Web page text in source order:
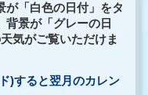
が「白色の日付」をタ
背景が「グレーの日
気がご覧いただけま
)すると翌月のカレン